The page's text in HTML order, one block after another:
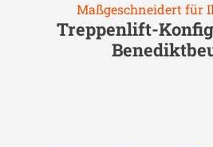
Maßgeschneidert für
Treppenlift-